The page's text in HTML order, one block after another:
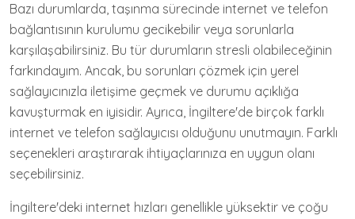
Bazı durumlarda, taşınma sürecinde internet ve telefon
bağlantısının kurulumu gecikebilir veya sorunlarla
karşılaşabilirsiniz. Bu tür durumların stresli olabileceğinin
farkındayım. Ancak, bu sorunları çözmek için yerel
sağlayıcınızla iletişime geçmek ve durumu açıklığa
kavuşturmak en iyisidir. Ayrıca, İngiltere'de birçok farklı
internet ve telefon sağlayıcısı olduğunu unutmayın. Farklı
seçenekleri araştırarak ihtiyaçlarınıza en uygun olanı
seçebilirsiniz.
İngiltere'deki internet hızları genellikle yüksektir ve çoğu